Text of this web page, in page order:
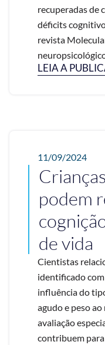
recuperadas de
déficits
revista
LEIA A
11/09/2024
podem
de vida
Cientistas
identificado
influência do
agudo e peso
avaliação
contribuem para